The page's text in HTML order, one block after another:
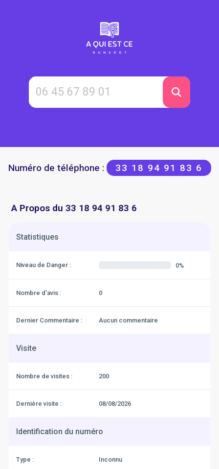
Numéro de téléphone : 33 18 94 91 83 6
A Propos du 33 18 94 91 83 6
Statistiques
Niveau de Danger : 0%
Nombre d'avis : 0
Dernier Commentaire : Aucun commentaire
Visite
Nombre de visites : 200
Dernière visite : 08/08/2026
Identification du numéro
Type : Inconnu